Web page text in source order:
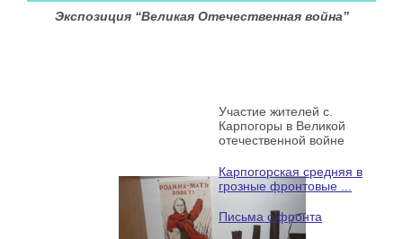
Экспозиция “Великая Отечественная война”
Участие жителей с.
Карпогоры в Великой
отечественной войне
Карпогорская средняя в
грозные фронтовые ...
Письма с фронта